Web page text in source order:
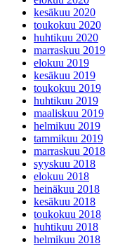
kesäkuu 2020
toukokuu 2020
huhtikuu 2020
marraskuu 2019
elokuu 2019
kesäkuu 2019
toukokuu 2019
huhtikuu 2019
maaliskuu 2019
helmikuu 2019
tammikuu 2019
marraskuu 2018
syyskuu 2018
elokuu 2018
heinäkuu 2018
kesäkuu 2018
toukokuu 2018
huhtikuu 2018
helmikuu 2018